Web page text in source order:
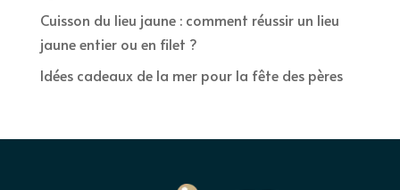
Cuisson du lieu jaune : comment réussir un lieu
jaune entier ou en filet ?
Idées cadeaux de la mer pour la fête des pères